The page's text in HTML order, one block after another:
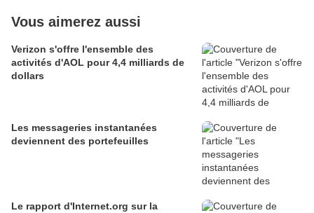
Vous aimerez aussi
Verizon s'offre l'ensemble des
activités d'AOL pour 4,4 milliards de
dollars
Les messageries instantanées
deviennent des portefeuilles
Le rapport d'Internet.org sur la